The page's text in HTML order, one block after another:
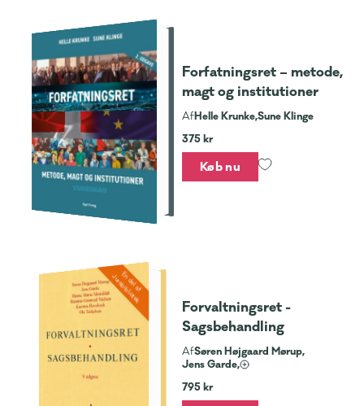
Forfatningsret – metode,
magt og institutioner
AfHelle Krunke,Sune Klinge
375 kr
Køb nu
En del af
Jurabibliotek
Forvaltningsret -
Sagsbehandling
AfSøren Højgaard Mørup,
Jens Garde,
795 kr